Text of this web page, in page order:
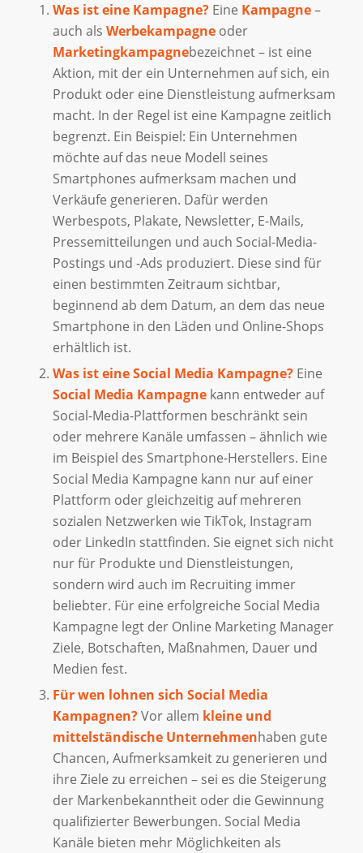
Was ist eine Kampagne?Eine Kampagne–
auch als Werbekampagneoder
Marketingkampagnebezeichnet – ist eine
Aktion, mit der ein Unternehmen auf sich, ein
Produkt oder eine Dienstleistung aufmerksam
macht. In der Regel ist eine Kampagne zeitlich
begrenzt. Ein Beispiel: Ein Unternehmen
möchte auf das neue Modell seines
Smartphones aufmerksam machen und
Verkäufe generieren. Dafür werden
Werbespots, Plakate, Newsletter, E-Mails,
Pressemitteilungen und auch Social-Media-
Postings und -Ads produziert. Diese sind für
einen bestimmten Zeitraum sichtbar,
beginnend ab dem Datum, an dem das neue
Smartphone in den Läden und Online-Shops
erhältlich ist.
Was ist eine Social Media Kampagne?Eine
Social Media Kampagnekann entweder auf
Social-Media-Plattformen beschränkt sein
oder mehrere Kanäle umfassen – ähnlich wie
im Beispiel des Smartphone-Herstellers. Eine
Social Media Kampagne kann nur auf einer
Plattform oder gleichzeitig auf mehreren
sozialen Netzwerken wie TikTok, Instagram
oder LinkedIn stattfinden. Sie eignet sich nicht
nur für Produkte und Dienstleistungen,
sondern wird auch im Recruiting immer
beliebter. Für eine erfolgreiche Social Media
Kampagne legt der Online Marketing Manager
Ziele, Botschaften, Maßnahmen, Dauer und
Medien fest.
Für wen lohnen sich Social Media
Kampagnen?Vor allem kleine und
mittelständische Unternehmenhaben gute
Chancen, Aufmerksamkeit zu generieren und
ihre Ziele zu erreichen – sei es die Steigerung
der Markenbekanntheit oder die Gewinnung
qualifizierter Bewerbungen. Social Media
Kanäle bieten mehr Möglichkeiten als